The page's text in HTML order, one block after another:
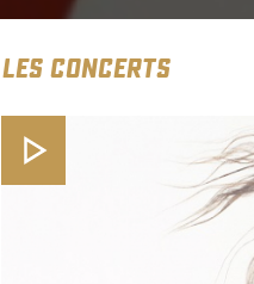
LES CONCERTS